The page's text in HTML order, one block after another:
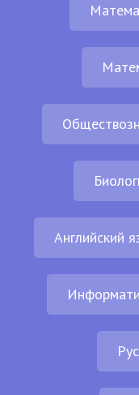
Английский